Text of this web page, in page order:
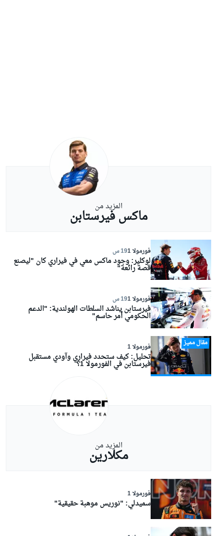
المزيد من
ماكس فيرستابن
فورمولا 1 19 س
لوكلير: وجود ماكس معي في فيراري كان "ليصنع
قصة رائعة"
فورمولا 1 19 س
فيرستابن يناشد السلطات الهولندية: "الدعم
الحكومي أمر حاسم"
مقال مميز فورمولا 1
تحليل: كيف ستحدد فيراري وآودي مستقبل
فيرستابن في الفورمولا 1؟
المزيد من
مكلارين
فورمولا 1
سميدلي: "نوريس موهبة حقيقية"